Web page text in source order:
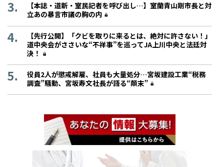
【本誌・道新・室民記者を呼び出し…】室蘭青山剛市長と対
立あの暴言市議の胸の内
【先行公開】「クビを取りに来るとは、絶対に許さない！」
道中央会がささいな“不祥事”を巡ってJA上川中央と法廷対
決！
役員2人が懲戒解雇、社員も大量処分…宮坂建設工業“税務
調査”騒動、宮坂寿文社長が語る“顛末”